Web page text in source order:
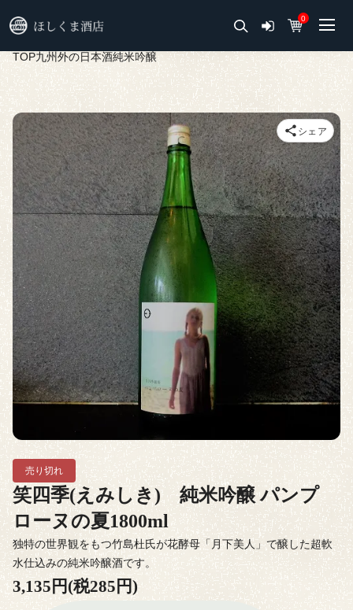
0
TOP九州外の日本酒純米吟醸
売り切れ
笑四季(えみしき) 純米吟醸 パンプ
ローヌの夏1800ml
独特の世界観をもつ竹島杜氏が花酵母「月下美人」で醸した超軟
水仕込みの純米吟醸酒です。
3,135円(税285円)
シェア